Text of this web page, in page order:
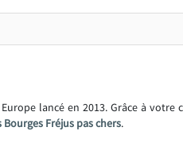
lancé en 2013. Grâce à votre
Bourges Fréjus pas chers.